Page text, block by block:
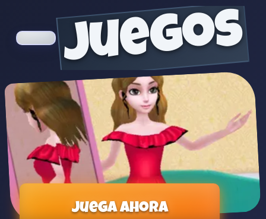
juegos
Juega ahora